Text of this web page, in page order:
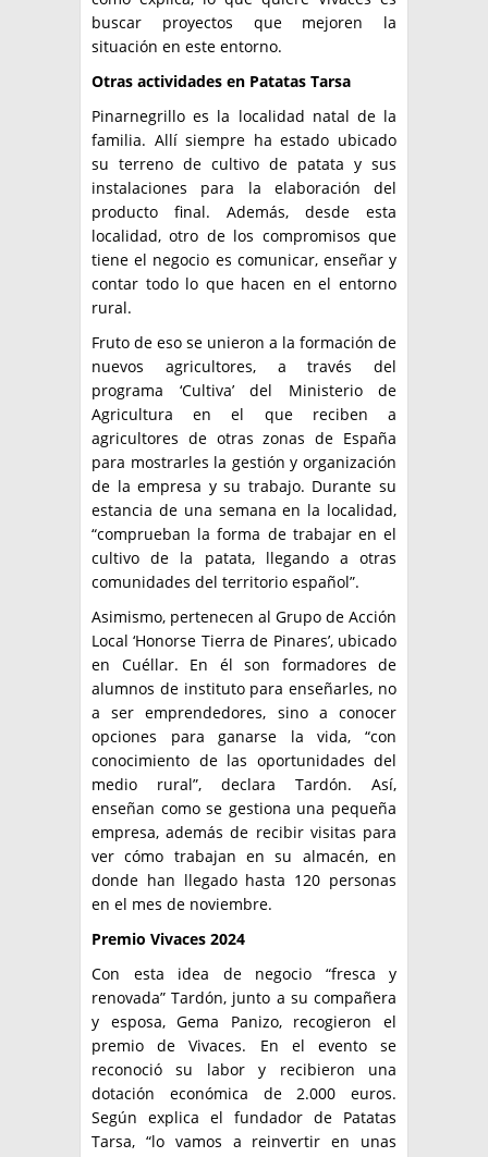
buscar proyectos que mejoren la
situación en este entorno.
Otras actividades en Patatas Tarsa
Pinarnegrillo es la localidad natal de la
familia. Allí siempre ha estado ubicado
su terreno de cultivo de patata y sus
instalaciones para la elaboración del
producto final. Además, desde esta
localidad, otro de los compromisos que
tiene el negocio es comunicar, enseñar y
contar todo lo que hacen en el entorno
rural.
Fruto de eso se unieron a la formación de
nuevos agricultores, a través del
programa ‘Cultiva’ del Ministerio de
Agricultura en el que reciben a
agricultores de otras zonas de España
para mostrarles la gestión y organización
de la empresa y su trabajo. Durante su
estancia de una semana en la localidad,
“comprueban la forma de trabajar en el
cultivo de la patata, llegando a otras
comunidades del territorio español”.
Asimismo, pertenecen al Grupo de Acción
Local ‘Honorse Tierra de Pinares’, ubicado
en Cuéllar. En él son formadores de
alumnos de instituto para enseñarles, no
a ser emprendedores, sino a conocer
opciones para ganarse la vida, “con
conocimiento de las oportunidades del
medio rural”, declara Tardón. Así,
enseñan como se gestiona una pequeña
empresa, además de recibir visitas para
ver cómo trabajan en su almacén, en
donde han llegado hasta 120 personas
en el mes de noviembre.
Premio Vivaces 2024
Con esta idea de negocio “fresca y
renovada” Tardón, junto a su compañera
y esposa, Gema Panizo, recogieron el
premio de Vivaces. En el evento se
reconoció su labor y recibieron una
dotación económica de 2.000 euros.
Según explica el fundador de Patatas
Tarsa, “lo vamos a reinvertir en unas